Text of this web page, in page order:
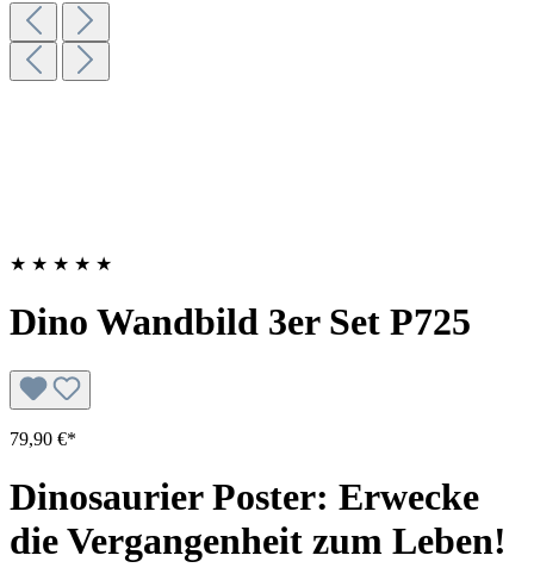
★ ★ ★ ★ ★
Dino Wandbild 3er Set P725
79,90 €*
Dinosaurier Poster: Erwecke
die Vergangenheit zum Leben!